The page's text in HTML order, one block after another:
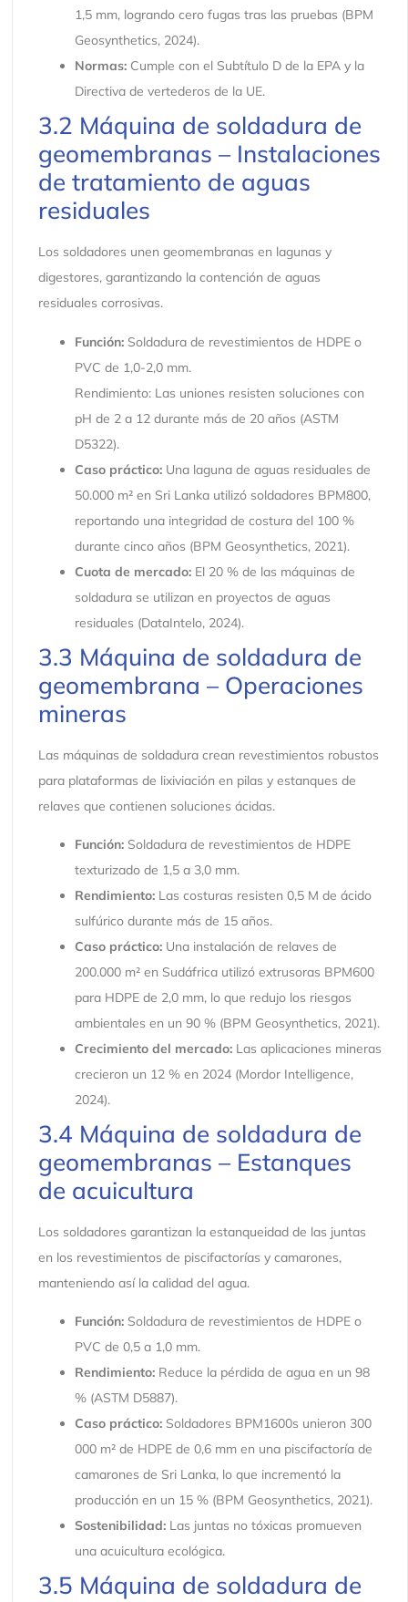
1,5 mm, logrando cero fugas tras las pruebas (BPM
Geosynthetics, 2024).
Normas:Cumple con el Subtítulo D de la EPA y la
Directiva de vertederos de la UE.
3.2 Máquina de soldadura de
geomembranas – Instalaciones
de tratamiento de aguas
residuales
Los soldadores unen geomembranas en lagunas y
digestores, garantizando la contención de aguas
residuales corrosivas.
Función:Soldadura de revestimientos de HDPE o
PVC de 1,0-2,0 mm.
Rendimiento: Las uniones resisten soluciones con
pH de 2 a 12 durante más de 20 años (ASTM
D5322).
Caso práctico:Una laguna de aguas residuales de
50.000 m² en Sri Lanka utilizó soldadores BPM800,
reportando una integridad de costura del 100 %
durante cinco años (BPM Geosynthetics, 2021).
Cuota de mercado:El 20 % de las máquinas de
soldadura se utilizan en proyectos de aguas
residuales (DataIntelo, 2024).
3.3 Máquina de soldadura de
geomembrana – Operaciones
mineras
Las máquinas de soldadura crean revestimientos robustos
para plataformas de lixiviación en pilas y estanques de
relaves que contienen soluciones ácidas.
Función:Soldadura de revestimientos de HDPE
texturizado de 1,5 a 3,0 mm.
Rendimiento:Las costuras resisten 0,5 M de ácido
sulfúrico durante más de 15 años.
Caso práctico:Una instalación de relaves de
200.000 m² en Sudáfrica utilizó extrusoras BPM600
para HDPE de 2,0 mm, lo que redujo los riesgos
ambientales en un 90 % (BPM Geosynthetics, 2021).
Crecimiento del mercado:Las aplicaciones mineras
crecieron un 12 % en 2024 (Mordor Intelligence,
2024).
3.4 Máquina de soldadura de
geomembranas – Estanques
de acuicultura
Los soldadores garantizan la estanqueidad de las juntas
en los revestimientos de piscifactorías y camarones,
manteniendo así la calidad del agua.
Función:Soldadura de revestimientos de HDPE o
PVC de 0,5 a 1,0 mm.
Rendimiento:Reduce la pérdida de agua en un 98
% (ASTM D5887).
Caso práctico:Soldadores BPM1600s unieron 300
000 m² de HDPE de 0,6 mm en una piscifactoría de
camarones de Sri Lanka, lo que incrementó la
producción en un 15 % (BPM Geosynthetics, 2021).
Sostenibilidad:Las juntas no tóxicas promueven
una acuicultura ecológica.
3.5 Máquina de soldadura de